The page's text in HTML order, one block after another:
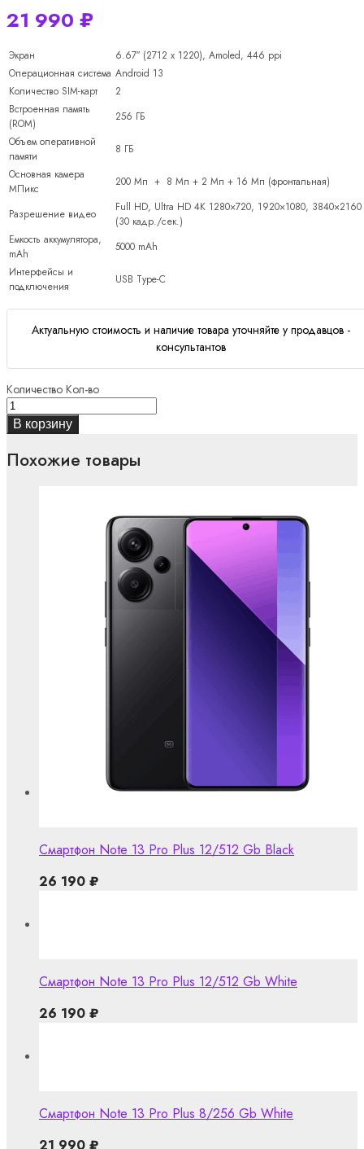
21 990 ₽
Экран
6.67″ (2712 х 1220), Amoled, 446 ppi
Операционная система Android 13
Количество SIM-карт
2
Встроенная память
(ROM)
256 ГБ
Объем оперативной
памяти
8 ГБ
Основная камера
МПикс
200 Мп + 8 Мп + 2 Мп + 16 Мп (фронтальная)
Разрешение видео
Full HD, Ultra HD 4K 1280×720, 1920×1080, 3840×2160
(30 кадр./сек.)
Емкость аккумулятора,
mAh
5000 mAh
Интерфейсы и
подключения
USB Type-C
Актуальную стоимость и наличие товара уточняйте у продавцов -
консультантов
Количество Кол-во
В корзину
Похожие товары
Смартфон Note 13 Pro Plus 12/512 Gb Black
26 190 ₽
Смартфон Note 13 Pro Plus 12/512 Gb White
26 190 ₽
Смартфон Note 13 Pro Plus 8/256 Gb White